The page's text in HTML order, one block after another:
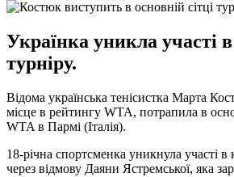
Українка уникла участі в
турніру.
Відома українська тенісистка Марта
місце в рейтингу WTA, потрапила в
WTA в Пармі (Італія).
18-річна спортсменка уникнула участі в
через відмову Даяни Ястремської, яка